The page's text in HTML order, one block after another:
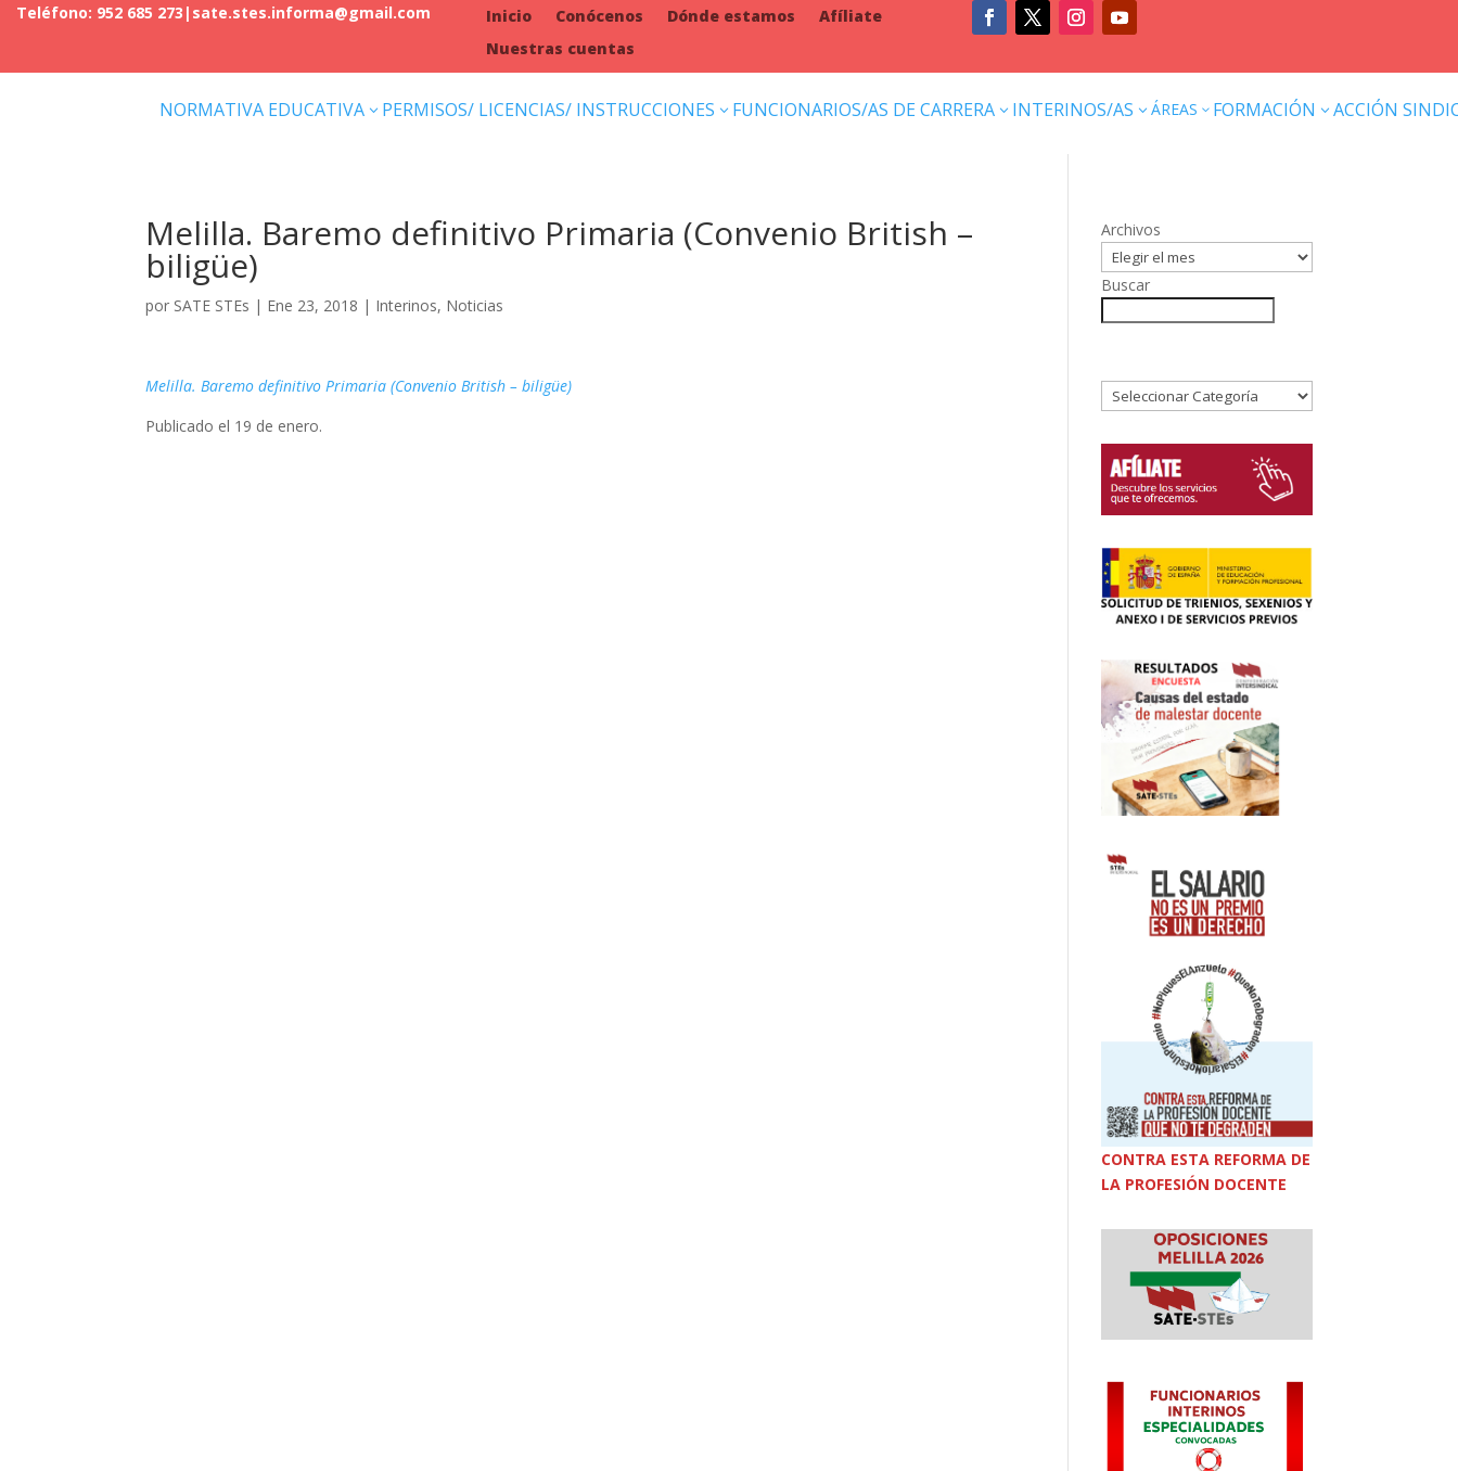
Teléfono: 952 685 273 | sate.stes.informa@gmail.com Inicio Conócenos Dónde estamos
Afíliate
Nuestras cuentas
NORMATIVA EDUCATIVA 3 PERMISOS/ LICENCIAS/ INSTRUCCIONES 3 FUNCIONARIOS/AS DE CARRERA 3 INTERINOS/AS 3ÁREAS 3 FORMACIÓN 3 ACCIÓN
Melilla. Baremo definitivo Primaria (Convenio British –
biligüe)
por SATE STEs | Ene 23, 2018 | Interinos, Noticias
Melilla. Baremo definitivo Primaria (Convenio British – biligüe)
Publicado el 19 de enero.
Archivos
Buscar
CONTRA ESTA REFORMA DE
LA PROFESIÓN DOCENTE